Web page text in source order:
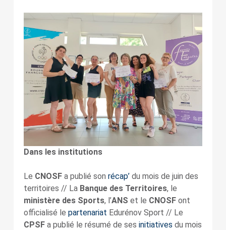
Dans les institutions
Le CNOSF a publié son récap’du mois de juin des
territoires // La Banque des Territoires, le
ministère des Sports, l’ANS et le CNOSFont
officialisé le partenariat Edurénov Sport // Le
CPSF a publié le résumé de ses initiatives du mois